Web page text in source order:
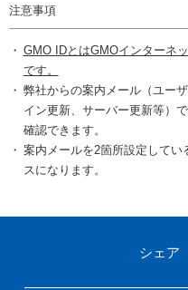
注意事項
GMO IDとはGMOインターネ
です。
弊社からの案内メール（ユー
イン更新、サーバー更新等）
確認できます。
案内メールを2箇所設定して
スになります。
シェア